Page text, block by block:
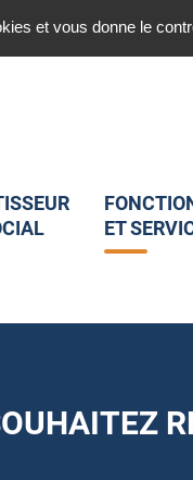
Nous contacter : 03
ET
et vous donne le